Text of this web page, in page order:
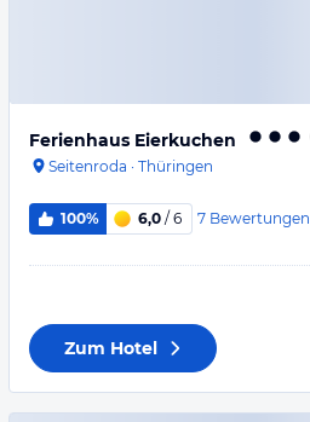
Ferienhaus Eierkuchen
Seitenroda · Thüringen
100% 6,0 / 6 7 Bewertungen
Zum Hotel